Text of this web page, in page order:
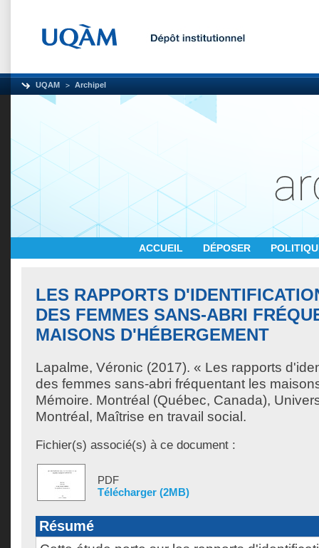
UQAM Archipel
ACCUEIL DÉPOSER
LES RAPPORTS
DES FEMMES SANS-ABRI
MAISONS D'HÉBERGEMENT
Lapalme, Véronic (2017). « Les rapports
des femmes sans-abri fréquentant les
Mémoire. Montréal (Québec, Canada),
Montréal, Maîtrise en travail social.
Fichier(s) associé(s) à ce document :
PDF
Télécharger (2MB)
Résumé